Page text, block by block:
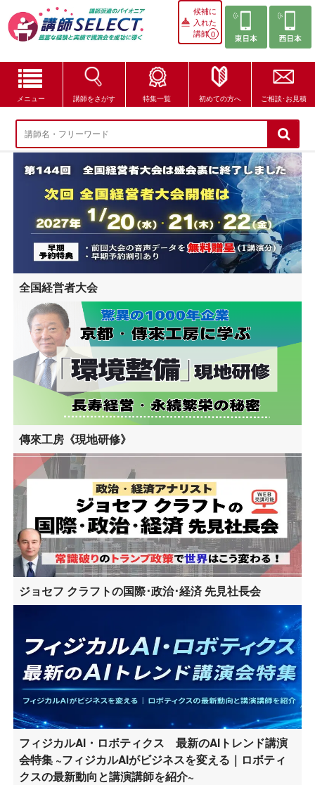
候補に
入れた
講師0
メニュー 講師をさがす 特集一覧 初めての方へ ご相談･お見積
講師をさがす
特集一覧
講師セレクトが選ばれる理由
ブログ・コラム
はじめての方へ
ご相談・お見積
全国経営者大会
傳來工房《現地研修》
ジョセフ クラフトの国際･政治･経済 先見社長会
フィジカルAI・ロボティクス 最新のAIトレンド講演
会特集 ~フィジカルAIがビジネスを変える｜ロボティ
クスの最新動向と講演講師を紹介~